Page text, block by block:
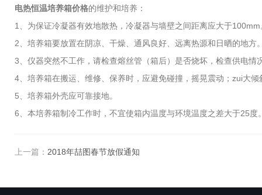
电热恒温培养箱价格的维护和培养：
1、为保证冷凝器有效地散热，冷凝器与墙壁之间距离应大于
2、培养箱要放置在阴凉、干燥、通风良好、远离热源和日晒的地方
3、仪器突然不工作，请检查熔丝管（箱后）是否烧坏，检查供电情
4、培养箱在搬运、维修、保养时，应避免碰撞，摇晃震动；zui大倾
5、培养箱外壳应可靠接地。
6、本培养箱制冷工作时，不宜使箱内温度与环境温度之差大于25度
上一篇： 2018年喆图春节放假通知